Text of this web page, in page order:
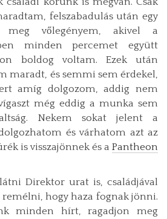
felszabadulás után egy
vőlegényem, akivel a
minden percemet együtt
boldog voltam. Ezek után
maradt, és semmi sem érdekel,
amíg dolgozom, addig nem
még eddig a munka sem
Nekem sokat jelent a
és várhatom azt az
is visszajönnek és a Pantheon
Direktor urat is, családjával
hogy haza fognak jönni.
minden hírt, ragadjon meg